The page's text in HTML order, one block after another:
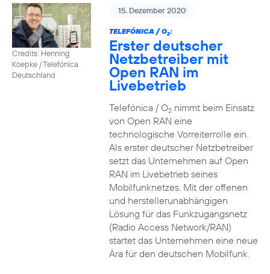
Credits: Henning
Koepke / Telefónica
Deutschland
15. Dezember 2020
TELEFÓNICA / O2:
Erster deutscher
Netzbetreiber mit
Open RAN im
Livebetrieb
Telefónica / O2nimmt beim Einsatz
von Open RAN eine
technologische Vorreiterrolle ein.
Als erster deutscher Netzbetreiber
setzt das Unternehmen auf Open
RAN im Livebetrieb seines
Mobilfunknetzes. Mit der offenen
und herstellerunabhängigen
Lösung für das Funkzugangsnetz
(Radio Access Network/RAN)
startet das Unternehmen eine neue
Ära für den deutschen Mobilfunk.